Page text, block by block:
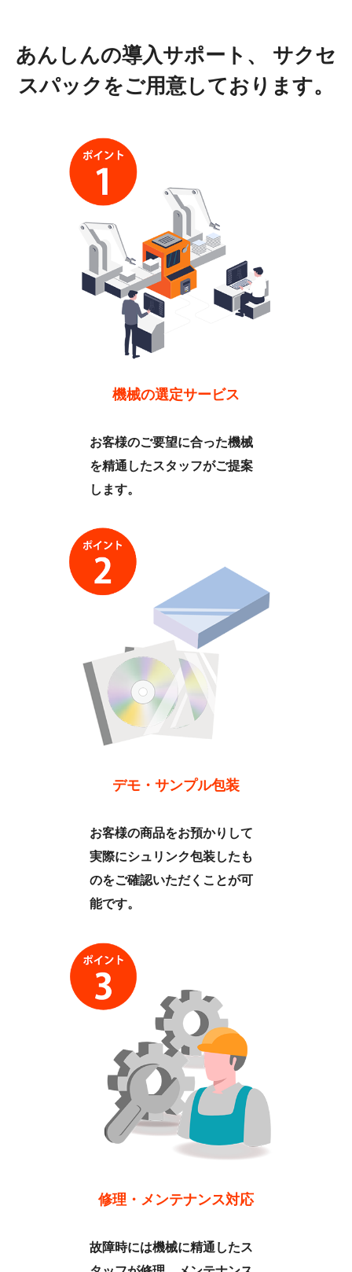
あんしんの導入サポート、 サクセ
スパックをご用意しております。
機械の選定サービス
お客様のご要望に合った機械
を精通したスタッフがご提案
します。
デモ・サンプル包装
お客様の商品をお預かりして
実際にシュリンク包装したも
のをご確認いただくことが可
能です。
修理・メンテナンス対応
故障時には機械に精通したス